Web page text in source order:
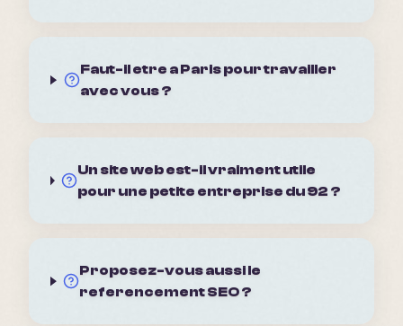
Faut-il etre a Paris pour travailler
avec vous ?
Un site web est-il vraiment utile
pour une petite entreprise du 92 ?
Proposez-vous aussi le
referencement SEO ?